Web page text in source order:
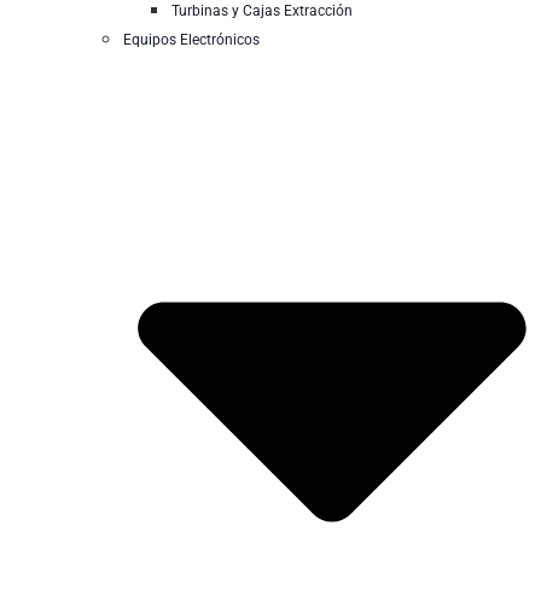
Turbinas y Cajas Extracción
Equipos Electrónicos